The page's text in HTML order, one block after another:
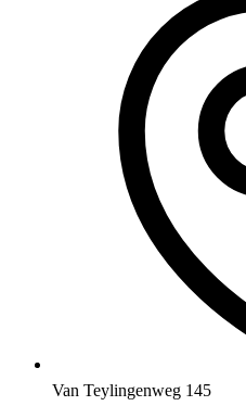
Van Teylingenweg 145